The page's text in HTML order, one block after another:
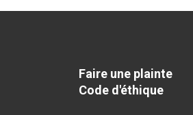
Faire une plainte
Code d'éthique